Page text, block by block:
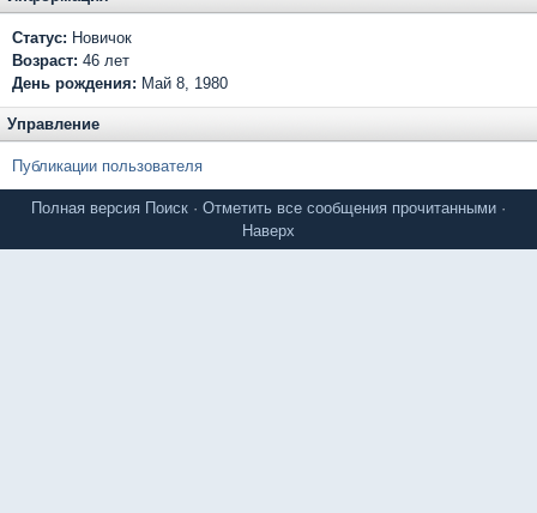
Статус: Новичок
Возраст: 46 лет
День рождения: Май 8, 1980
Управление
Публикации пользователя
Полная версия Поиск · Отметить все сообщения прочитанными ·
Наверх